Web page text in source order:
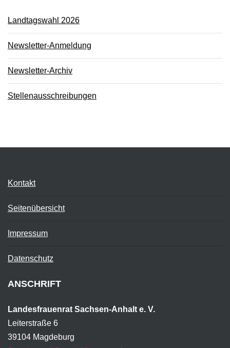
Landtagswahl 2026
Newsletter-Anmeldung
Newsletter-Archiv
Stellenausschreibungen
Kontakt
Seitenübersicht
Impressum
Datenschutz
ANSCHRIFT
Landesfrauenrat Sachsen-Anhalt e. V.
Leiterstraße 6
39104 Magdeburg